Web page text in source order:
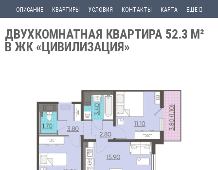
ОПИСАНИЕ КВАРТИРЫ УСЛОВИЯ КОНТАКТЫ КАРТА ЕЩЕ
ДВУХКОМНАТНАЯ КВАРТИРА 52.3 М²
В ЖК «ЦИВИЛИЗАЦИЯ»